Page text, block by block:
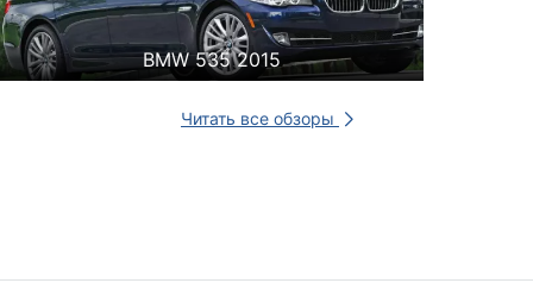
BMW 535 2015
Читать все обзоры